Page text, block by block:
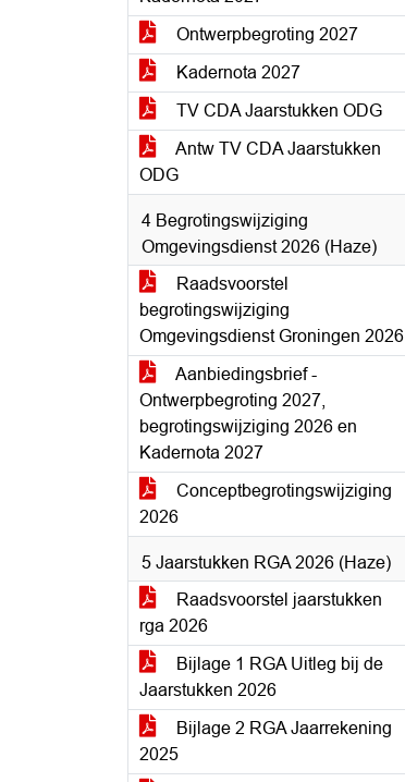
Ontwerpbegroting 2027
Kadernota 2027
TV CDA Jaarstukken ODG
Antw TV CDA Jaarstukken
ODG
4 Begrotingswijziging
Omgevingsdienst 2026 (Haze)
Raadsvoorstel
begrotingswijziging
Omgevingsdienst Groningen 2026
Aanbiedingsbrief -
Ontwerpbegroting 2027,
begrotingswijziging 2026 en
Kadernota 2027
Conceptbegrotingswijziging
2026
5 Jaarstukken RGA 2026 (Haze)
Raadsvoorstel jaarstukken
rga 2026
Bijlage 1 RGA Uitleg bij de
Jaarstukken 2026
Bijlage 2 RGA Jaarrekening
2025